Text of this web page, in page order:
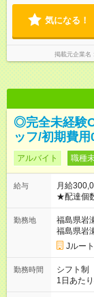
気になる！
掲載元企業名
◎完全未経験
ッフ/初期費用
アルバイト 職種
給与
月給
★配達個
ど！ ・主要都市エリア 月収55万円／週5日稼働 月収65万~112
万円／週6日稼働 ・地方郊外エリア
収40万円~50万円／
円 (27歳
(日休み) ■月収80万円(43歳男性/墨田区在住)※元営業 1日200個
勤務地
福島県岩
福島県岩
Jルー
勤務時間
シフト制
1日あた
働8時間